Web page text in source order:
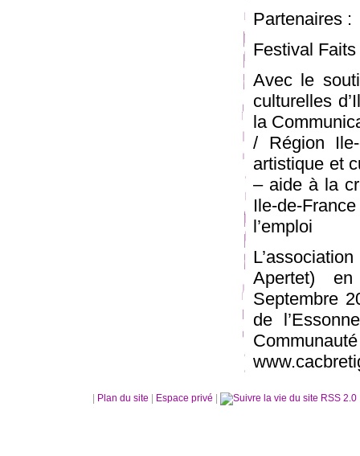
Partenaires :
Festival
Avec le
culturelles
la
/ Région
artistique et
– aide à la
Ile-de-
l’emploi
Apertet)
Septembre
de
Plan du site Espace privé RSS 2.0